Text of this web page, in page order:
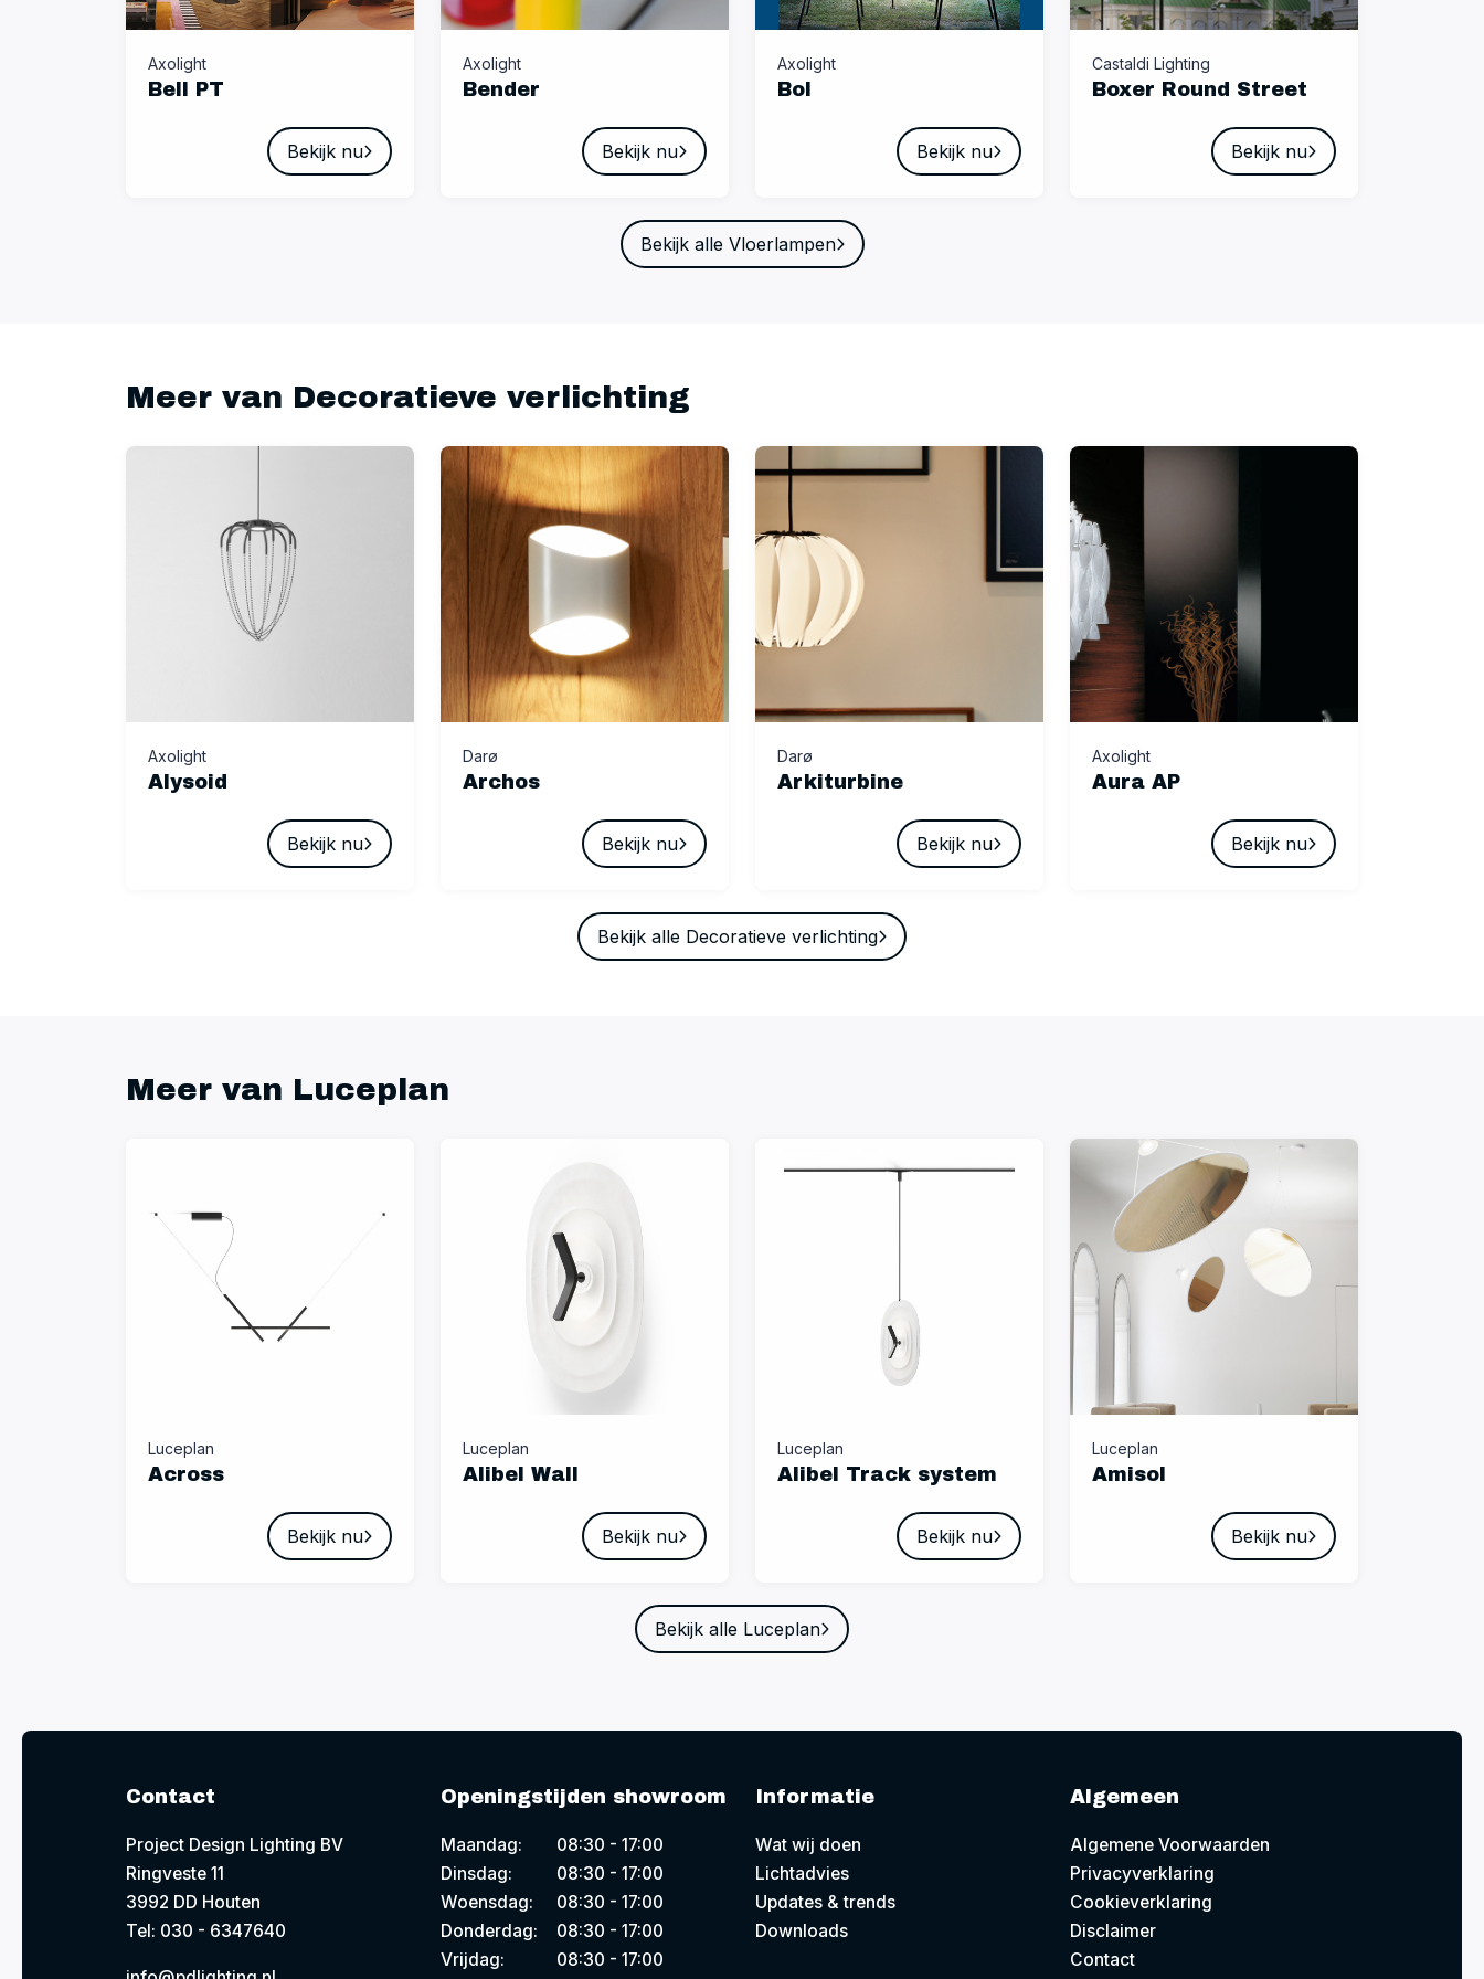
Axolight
Bell PT
Bekijk nu
Axolight
Bender
Bekijk nu
Axolight
Bol
Bekijk nu
Castaldi Lighting
Boxer Round Street
Bekijk nu
Bekijk alle Vloerlampen
Meer van Decoratieve verlichting
Axolight
Alysoid
Bekijk nu
Darø
Archos
Bekijk nu
Darø
Arkiturbine
Bekijk nu
Axolight
Aura AP
Bekijk nu
Bekijk alle Decoratieve verlichting
Meer van Luceplan
Luceplan
Across
Bekijk nu
Luceplan
Alibel Wall
Bekijk nu
Luceplan
Alibel Track system
Bekijk nu
Luceplan
Amisol
Bekijk nu
Bekijk alle Luceplan
Contact
Project Design Lighting BV
Ringveste 11
3992 DD Houten
Tel: 030 - 6347640
Openingstijden showroom
Maandag:
08:30 - 17:00
Dinsdag:
08:30 - 17:00
Woensdag:
08:30 - 17:00
Donderdag:
08:30 - 17:00
Vrijdag:
08:30 - 17:00
Informatie
Wat wij doen
Lichtadvies
Updates & trends
Downloads
Algemeen
Algemene Voorwaarden
Privacyverklaring
Cookieverklaring
Disclaimer
Contact